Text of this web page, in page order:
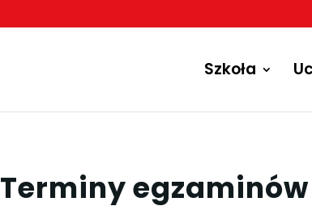
Szkoła
Terminy